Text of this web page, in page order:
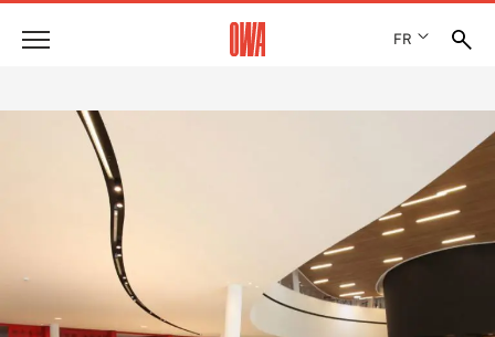
FR
PRIX ET RÉCOMPENSES
SHOWROOM 7TH FLOOR
LES COLLECTIONS OWA
RECHERCHE GUIDÉE
RECHERCHE TECHNIQUE
DOMAINES D’UTILISATION
Assistance technique